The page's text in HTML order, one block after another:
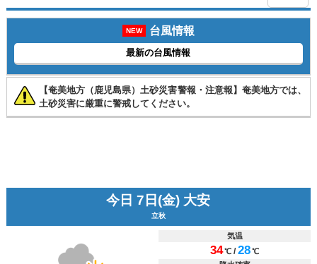
NEW 台風情報
最新の台風情報
【奄美地方（鹿児島県）土砂災害警報・注意報】奄美地方では、
土砂災害に厳重に警戒してください。
今日 7日(金) 大安
立秋
気温
34℃ /28℃